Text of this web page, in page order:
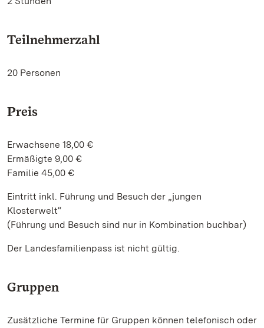
Teilnehmerzahl
20 Personen
Preis
Erwachsene 18,00 €
Ermäßigte 9,00 €
Familie 45,00 €
Eintritt inkl. Führung und Besuch der „jungen
Klosterwelt“
(Führung und Besuch sind nur in Kombination buchbar)
Der Landesfamilienpass ist nicht gültig.
Gruppen
Zusätzliche Termine für Gruppen können telefonisch oder